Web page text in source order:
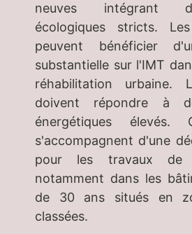
neuves intégrant
écologiques stricts.
peuvent bénéficier
substantielle sur l'IMT
réhabilitation urbaine.
doivent répondre à
énergétiques élevés.
s'accompagnent d'une
pour les travaux de
notamment dans les
de 30 ans situés en
classées.